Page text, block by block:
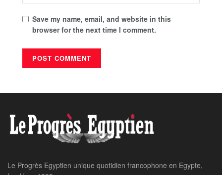
Save my name, email, and website in this
browser for the next time I comment.
Sommet d’Entebbe : Le